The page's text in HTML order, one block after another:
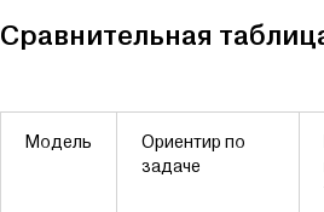
Сравнительная
Модель
Ориентир по
задаче